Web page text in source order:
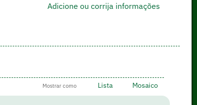
Adicione ou corrija informações
Mostrar como Lista Mosaico